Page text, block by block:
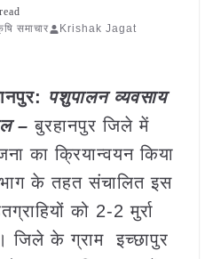
समाचार Krishak Jagat
: पशुपालन व्यवसाय
– बुरहानपुर जिले में
का क्रियान्वयन किया
के तहत संचालित इस
को 2-2 मुर्रा
के ग्राम इच्छापुर